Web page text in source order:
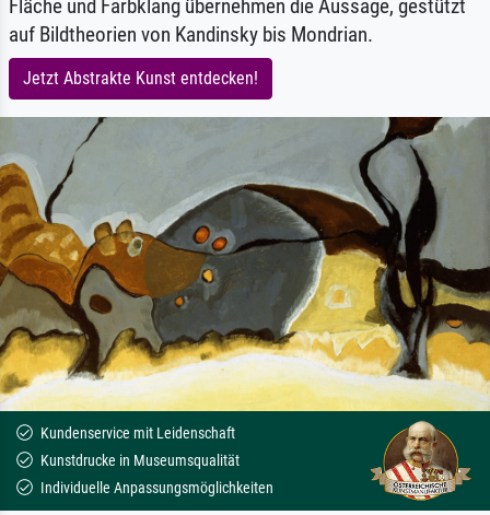
Fläche und Farbklang übernehmen die Aussage, gestützt
auf Bildtheorien von Kandinsky bis Mondrian.
Jetzt Abstrakte Kunst entdecken!
Kundenservice mit Leidenschaft
Kunstdrucke in Museumsqualität
Individuelle Anpassungsmöglichkeiten